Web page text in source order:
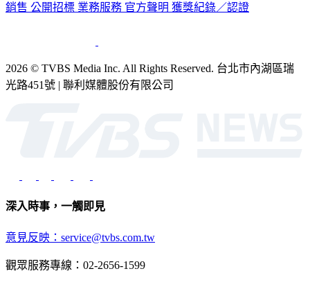
銷售 公開招標 業務服務 官方聲明 獲獎紀錄／認證
2026 © TVBS Media Inc. All Rights Reserved. 台北市內湖區瑞
光路451號 | 聯利媒體股份有限公司
深入時事，一觸即見
意見反映：service@tvbs.com.tw
觀眾服務專線：02-2656-1599